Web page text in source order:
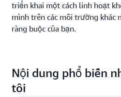
triển khai một cách linh hoạt
mình trên các môi trường khác
ràng buộc của bạn.
Nội dung phổ biến
tôi